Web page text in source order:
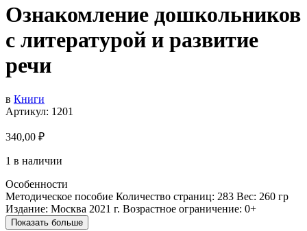
Ознакомление дошкольников
с литературой и развитие
речи
в Книги
Артикул: 1201
340,00 ₽
1 в наличии
Особенности
Методическое пособие Количество страниц: 283 Вес: 260 гр
Издание: Москва 2021 г. Возрастное ограничение: 0+
Показать больше